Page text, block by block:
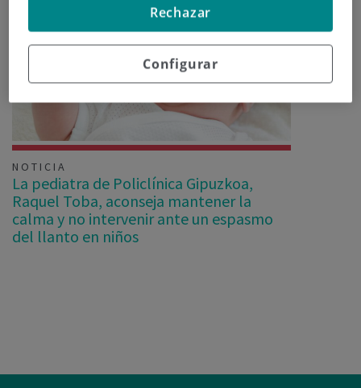
NOTICIA
La pediatra de Policlínica Gipuzkoa,
Raquel Toba, aconseja mantener la
calma y no intervenir ante un espasmo
del llanto en niños
Configurar
Rechazar